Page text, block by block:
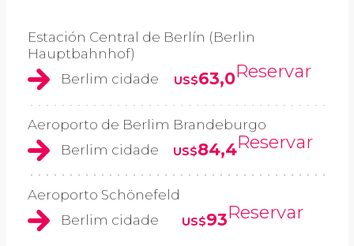
Estación Central de Berlín (Berlin
Hauptbahnhof)
Berlim cidade
US$63,0Reservar
Aeroporto de Berlim Brandeburgo
Berlim cidade
US$84,4Reservar
Aeroporto Schönefeld
Berlim cidade
US$93Reservar